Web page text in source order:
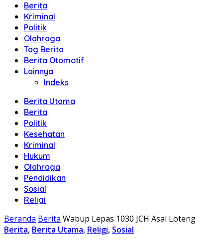
Berita
Kriminal
Politik
Olahraga
Tag Berita
Berita Otomotif
Lainnya
Indeks
Berita Utama
Berita
Politik
Kesehatan
Kriminal
Hukum
Olahraga
Pendidikan
Sosial
Religi
Beranda Berita Wabup Lepas 1030 JCH Asal Loteng
Berita, Berita Utama, Religi, Sosial